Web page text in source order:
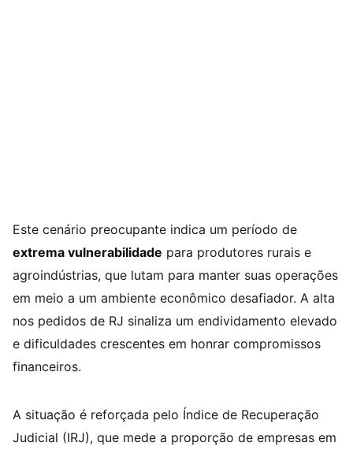
Este cenário preocupante indica um período de
extrema vulnerabilidade para produtores rurais e
agroindústrias, que lutam para manter suas operações
em meio a um ambiente econômico desafiador. A alta
nos pedidos de RJ sinaliza um endividamento elevado
e dificuldades crescentes em honrar compromissos
financeiros.
A situação é reforçada pelo Índice de Recuperação
Judicial (IRJ), que mede a proporção de empresas em